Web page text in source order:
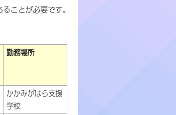
ことが必要です。
勤務場所
かかみがはら支援
学校